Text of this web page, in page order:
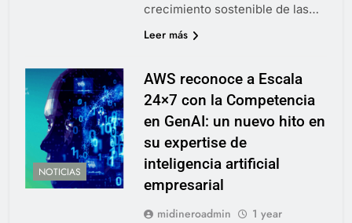
crecimiento sostenible de las…
Leer más
NOTICIAS
AWS reconoce a Escala
24×7 con la Competencia
en GenAI: un nuevo hito en
su expertise de
inteligencia artificial
empresarial
midineroadmin
1 year